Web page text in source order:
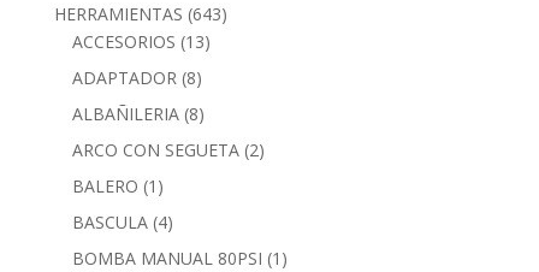
HERRAMIENTAS (643)
ACCESORIOS (13)
ADAPTADOR (8)
ALBAÑILERIA (8)
ARCO CON SEGUETA (2)
BALERO (1)
BASCULA (4)
BOMBA MANUAL 80PSI (1)